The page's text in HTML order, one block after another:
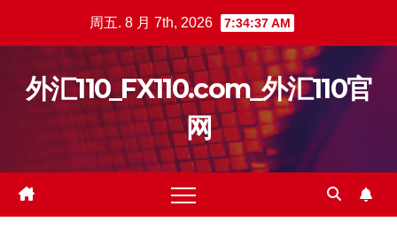
周五. 8 月 7th, 2026 7:34:37 AM
外汇110_FX110.com_外汇110官
网